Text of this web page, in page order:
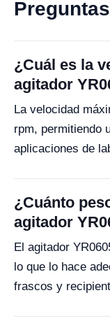
¿Cuál es la
agitador
La velocidad
rpm, permitiendo
aplicaciones de
¿Cuánto
agitador
El agitador
lo que lo hace
frascos y